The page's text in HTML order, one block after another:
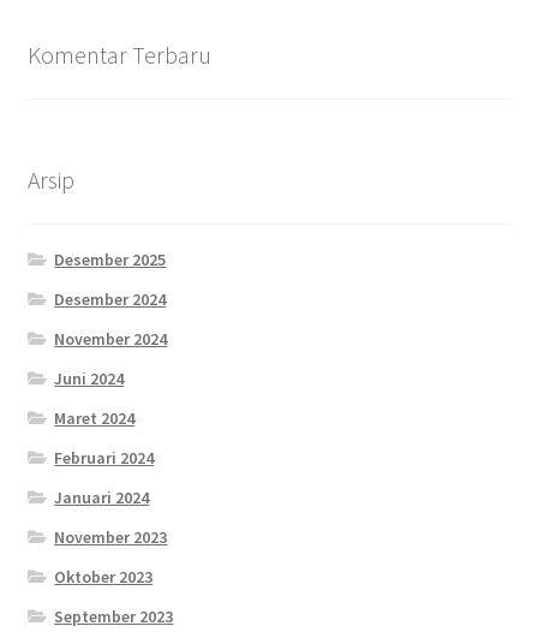
Komentar Terbaru
Arsip
Desember 2025
Desember 2024
November 2024
Juni 2024
Maret 2024
Februari 2024
Januari 2024
November 2023
Oktober 2023
September 2023